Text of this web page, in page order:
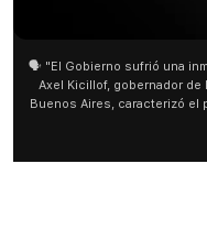
🗣️ "El Gobierno sufrió una
Axel Kicillof, gobernador de la
Buenos Aires, caracterizó el
como "una lista sábana con
y destacó "la movilización